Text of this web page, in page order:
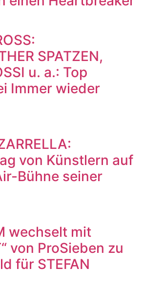
SPATZEN,
u. a.: Top
Immer wieder
von Künstlern auf
Bühne seiner
wechselt mit
von ProSieben zu
für STEFAN